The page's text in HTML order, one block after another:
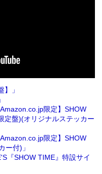
】」
限定】SHOW
定盤)(オリジナルステッカー
限定】SHOW
ー付)」
『SHOW TIME』特設サイ